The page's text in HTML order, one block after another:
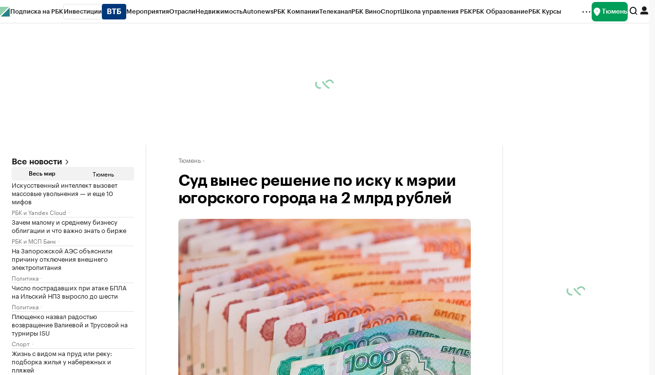
Подписка на РБК Инвестиции МероприятияОтраслиНедвижимостьAutonewsРБК КомпанииТелеканалРБК ВиноСпортШкола управления РБКРБК ОбразованиеРБК Курсы Тюмень
Все новости
Весь мир Тюмень
Искусственный интеллект вызовет
массовые увольнения — и еще 10
мифов
РБК и Yandex Cloud
Зачем малому и среднему бизнесу
облигации и что важно знать о бирже
РБК и МСП Банк
На Запорожской АЭС объяснили
причину отключения внешнего
электропитания
Политика
Число пострадавших при атаке БПЛА
на Ильский НПЗ выросло до шести
Политика
Плющенко назвал радостью
возвращение Валиевой и Трусовой на
турниры ISU
Спорт
Жизнь с видом на пруд или реку:
подборка жилья у набережных и
пляжей
Тюмень
Суд вынес решение по иску к мэрии
югорского города на 2 млрд рублей